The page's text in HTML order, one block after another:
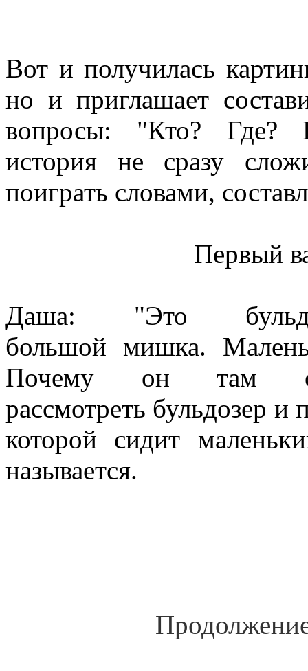
Вот и получилась
но и приглашает
вопросы: "Кто? Где?
история не сразу
поиграть словами,
Первый
Даша: "Это
большой мишка.
Почему он там
рассмотреть бульдозер и
которой сидит
называется.